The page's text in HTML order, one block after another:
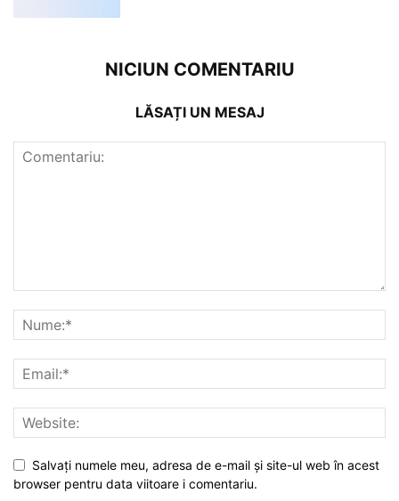
NICIUN COMENTARIU
LĂSAȚI UN MESAJ
Salvați numele meu, adresa de e-mail și site-ul web în acest
browser pentru data viitoare i comentariu.